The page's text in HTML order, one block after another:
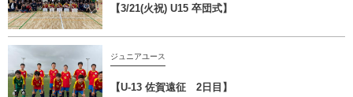
【3/21(火祝) U15 卒団式】
ジュニアユース
【U-13 佐賀遠征 2日目】